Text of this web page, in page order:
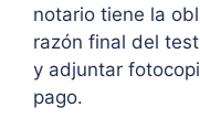
notario tiene la
razón final del
y adjuntar
pago.